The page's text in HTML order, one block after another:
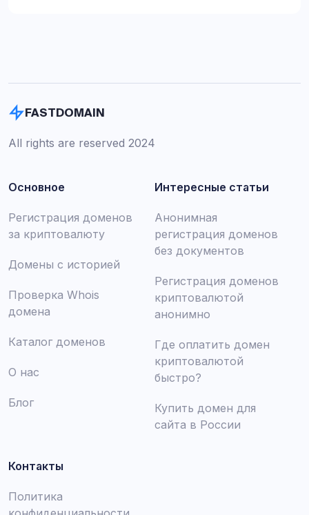
FASTDOMAIN
All rights are reserved 2024
Основное
Регистрация доменов
за криптовалюту
Домены с историей
Проверка Whois
домена
Каталог доменов
О нас
Блог
Интересные статьи
Анонимная
регистрация доменов
без документов
Регистрация доменов
криптовалютой
анонимно
Где оплатить домен
криптовалютой
быстро?
Купить домен для
сайта в России
Контакты
Политика